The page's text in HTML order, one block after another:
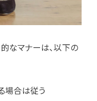
なマナーは、以下の
場合は従う